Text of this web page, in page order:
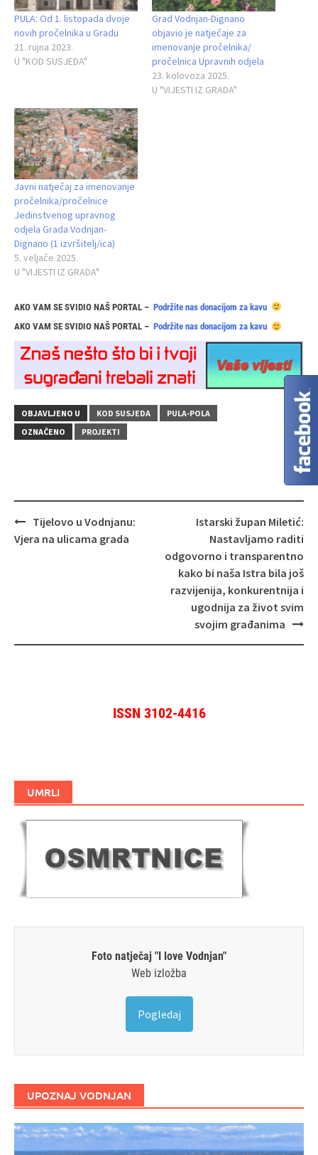
PULA: Od 1. listopada dvoje
novih pročelnika u Gradu
21. rujna 2023.
U "KOD SUSJEDA"
Grad Vodnjan-Dignano
objavio je natječaje za
imenovanje pročelnika/
pročelnica Upravnih odjela
23. kolovoza 2025.
U "VIJESTI IZ GRADA"
Javni natječaj za imenovanje
pročelnika/pročelnice
Jedinstvenog upravnog
odjela Grada Vodnjan-
Dignano (1 izvršitelj/ica)
5. veljače 2025.
U "VIJESTI IZ GRADA"
AKO VAM SE SVIDIO NAŠ PORTAL – Podržite nas donacijom za kavu
AKO VAM SE SVIDIO NAŠ PORTAL – Podržite nas donacijom za kavu
OBJAVLJENO U KOD SUSJEDA
PULA-POLA
OZNAČENO
PROJEKTI
Navigacija
objava
Tijelovo u Vodnjanu:
Vjera na ulicama grada
Istarski župan Miletić:
Nastavljamo raditi
odgovorno i transparentno
kako bi naša Istra bila još
razvijenija, konkurentnija i
ugodnija za život svim
svojim građanima
ISSN 3102-4416
UMRLI
Foto natječaj "I love Vodnjan"
Web izložba
Pogledaj
UPOZNAJ VODNJAN